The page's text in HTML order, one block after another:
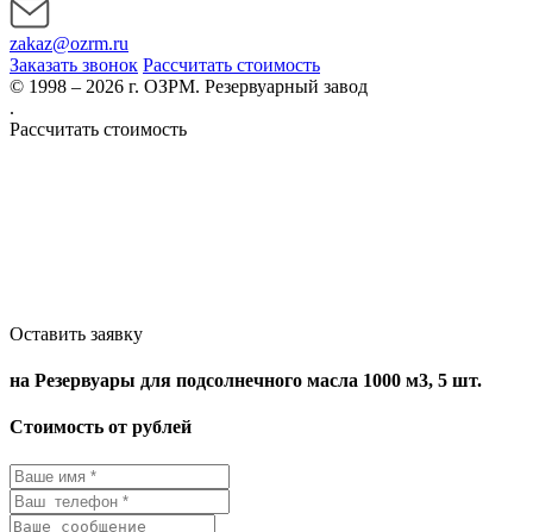
zakaz@ozrm.ru
Заказать звонок Рассчитать стоимость
© 1998 – 2026 г. ОЗРМ. Резервуарный завод
.
Рассчитать стоимость
Оставить заявку
на Резервуары для подсолнечного масла 1000 м3, 5 шт.
Стоимость от рублей